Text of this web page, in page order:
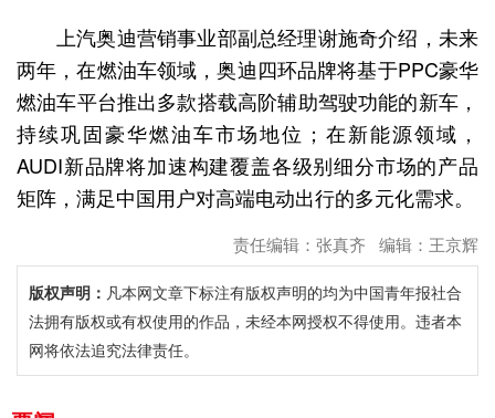
上汽奥迪营销事业部副总经理谢施奇介绍，未来
两年，在燃油车领域，奥迪四环品牌将基于PPC豪华
燃油车平台推出多款搭载高阶辅助驾驶功能的新车，
持续巩固豪华燃油车市场地位；在新能源领域，
AUDI新品牌将加速构建覆盖各级别细分市场的产品
矩阵，满足中国用户对高端电动出行的多元化需求。
责任编辑：张真齐 编辑：王京辉
版权声明： 凡本网文章下标注有版权声明的均为中国青年报社合
法拥有版权或有权使用的作品，未经本网授权不得使用。违者本
网将依法追究法律责任。